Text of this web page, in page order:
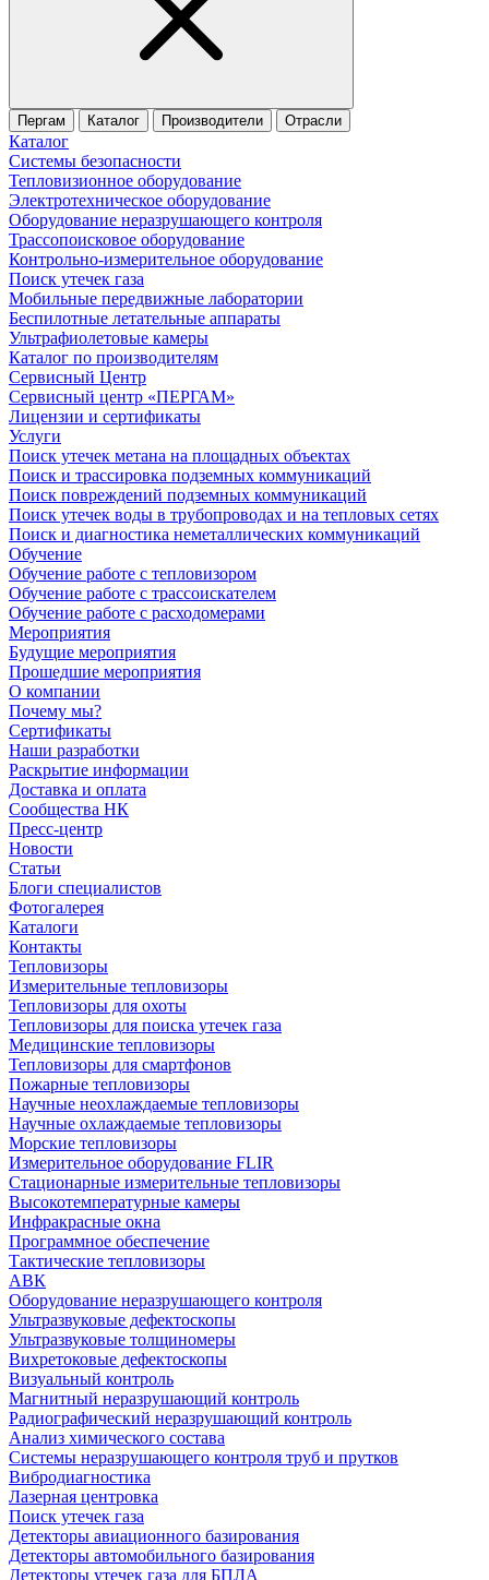
Пергам Каталог Производители Отрасли
Каталог
Системы безопасности
Тепловизионное оборудование
Электротехническое оборудование
Оборудование неразрушающего контроля
Трассопоисковое оборудование
Контрольно-измерительное оборудование
Поиск утечек газа
Мобильные передвижные лаборатории
Беспилотные летательные аппараты
Ультрафиолетовые камеры
Каталог по производителям
Сервисный Центр
Сервисный центр «ПЕРГАМ»
Лицензии и сертификаты
Услуги
Поиск утечек метана на площадных объектах
Поиск и трассировка подземных коммуникаций
Поиск повреждений подземных коммуникаций
Поиск утечек воды в трубопроводах и на тепловых сетях
Поиск и диагностика неметаллических коммуникаций
Обучение
Обучение работе с тепловизором
Обучение работе с трассоискателем
Обучение работе с расходомерами
Мероприятия
Будущие мероприятия
Прошедшие мероприятия
О компании
Почему мы?
Сертификаты
Наши разработки
Раскрытие информации
Доставка и оплата
Сообщества НК
Пресс-центр
Новости
Статьи
Блоги специалистов
Фотогалерея
Каталоги
Контакты
Тепловизоры
Измерительные тепловизоры
Тепловизоры для охоты
Тепловизоры для поиска утечек газа
Медицинские тепловизоры
Тепловизоры для смартфонов
Пожарные тепловизоры
Научные неохлаждаемые тепловизоры
Научные охлаждаемые тепловизоры
Морские тепловизоры
Измерительное оборудование FLIR
Стационарные измерительные тепловизоры
Высокотемпературные камеры
Инфракрасные окна
Программное обеспечение
Тактические тепловизоры
АВК
Оборудование неразрушающего контроля
Ультразвуковые дефектоскопы
Ультразвуковые толщиномеры
Вихретоковые дефектоскопы
Визуальный контроль
Магнитный неразрушающий контроль
Радиографический неразрушающий контроль
Анализ химического состава
Системы неразрушающего контроля труб и прутков
Вибродиагностика
Лазерная центровка
Поиск утечек газа
Детекторы авиационного базирования
Детекторы автомобильного базирования
Детекторы утечек газа для БПЛА